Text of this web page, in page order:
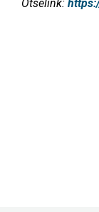
Otselink: